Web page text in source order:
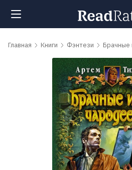
Поиск
Рейтинги
Главная Книги Фэнтези Брачные